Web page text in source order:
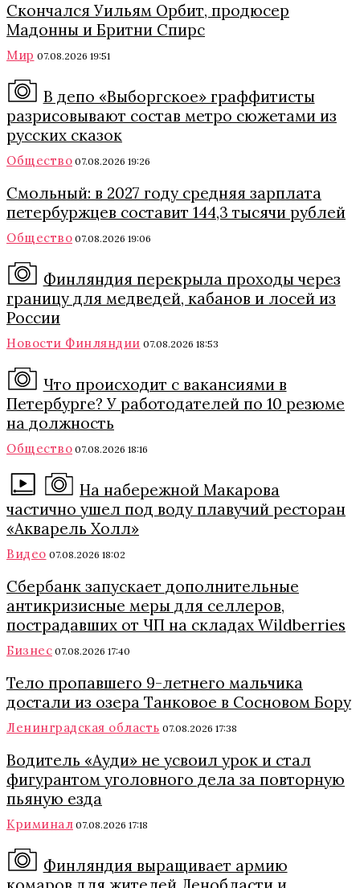
Скончался Уильям Орбит, продюсер
Мадонны и Бритни Спирс
Мир 07.08.2026 19:51
В депо «Выборгское» граффитисты
разрисовывают состав метро сюжетами из
русских сказок
Общество 07.08.2026 19:26
Смольный: в 2027 году средняя зарплата
петербуржцев составит 144,3 тысячи рублей
Общество 07.08.2026 19:06
Финляндия перекрыла проходы через
границу для медведей, кабанов и лосей из
России
Новости Финляндии 07.08.2026 18:53
Что происходит с вакансиями в
Петербурге? У работодателей по 10 резюме
на должность
Общество 07.08.2026 18:16
На набережной Макарова
частично ушел под воду плавучий ресторан
«Акварель Холл»
Видео 07.08.2026 18:02
Сбербанк запускает дополнительные
антикризисные меры для селлеров,
пострадавших от ЧП на складах Wildberries
Бизнес 07.08.2026 17:40
Тело пропавшего 9-летнего мальчика
достали из озера Танковое в Сосновом Бору
Ленинградская область 07.08.2026 17:38
Водитель «Ауди» не усвоил урок и стал
фигурантом уголовного дела за повторную
пьяную езда
Криминал 07.08.2026 17:18
Финляндия выращивает армию